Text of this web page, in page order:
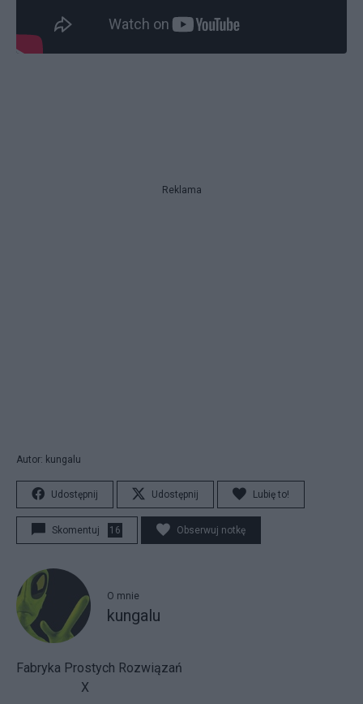
Reklama
Autor: kungalu
Udostępnij Udostępnij Lubię to!
Skomentuj 16 Obserwuj notkę
O mnie
kungalu
Fabryka Prostych Rozwiązań
X